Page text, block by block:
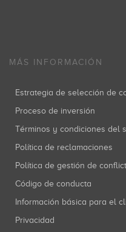
MÁS INFORMACIÓN
Estrategia de selección de
Proceso de inversión
Términos y condiciones del
Política de reclamaciones
Política de gestión de
Código de conducta
Información básica para el
Privacidad